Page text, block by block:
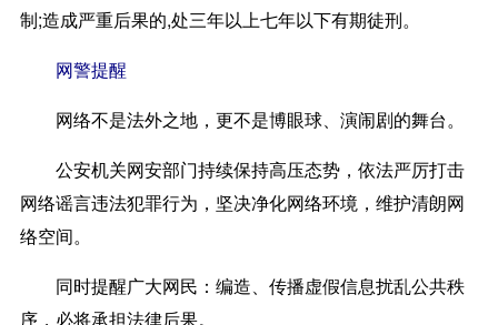
制;造成严重后果的,处三年以上七年以下有期徒刑。
网警提醒
网络不是法外之地，更不是博眼球、演闹剧的舞台。
公安机关网安部门持续保持高压态势，依法严厉打击
网络谣言违法犯罪行为，坚决净化网络环境，维护清朗网
络空间。
同时提醒广大网民：编造、传播虚假信息扰乱公共秩
序，必将承担法律后果。